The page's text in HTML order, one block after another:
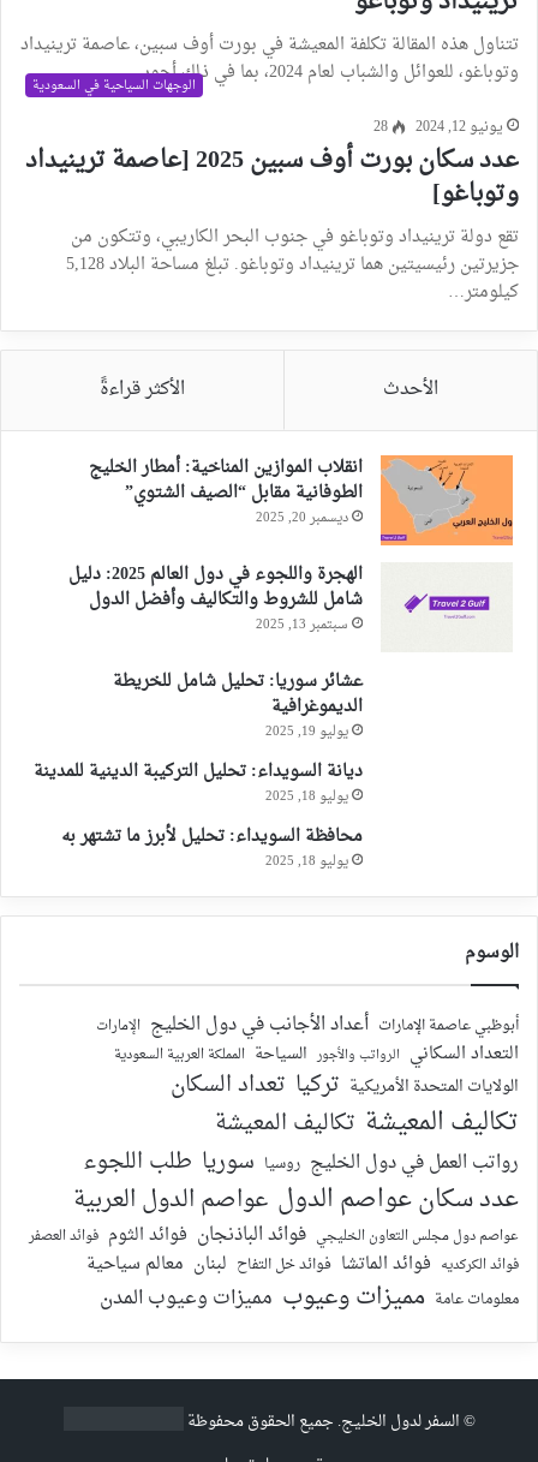
تتناول هذه المقالة تكلفة المعيشة في بورت أوف سبين، عاصمة ترينيداد
وتوباغو، للعوائل والشباب لعام 2024، بما في ذلك أجور…
الوجهات السياحية في السعودية
يونيو 12, 2024 28
عدد سكان بورت أوف سبين 2025 [عاصمة ترينيداد
وتوباغو]
تقع دولة ترينيداد وتوباغو في جنوب البحر الكاريبي، وتتكون من
جزيرتين رئيسيتين هما ترينيداد وتوباغو. تبلغ مساحة البلاد 5,128
كيلومتر…
الأحدث الأكثر قراءةً
انقلاب الموازين المناخية: أمطار الخليج
الطوفانية مقابل “الصيف الشتوي”
ديسمبر 20, 2025
الهجرة واللجوء في دول العالم 2025: دليل
شامل للشروط والتكاليف وأفضل الدول
سبتمبر 13, 2025
عشائر سوريا: تحليل شامل للخريطة
الديموغرافية
يوليو 19, 2025
ديانة السويداء: تحليل التركيبة الدينية للمدينة
يوليو 18, 2025
محافظة السويداء: تحليل لأبرز ما تشتهر به
يوليو 18, 2025
الوسوم
أبوظبي عاصمة الإمارات أعداد الأجانب في دول الخليج الإمارات
التعداد السكاني الرواتب والأجور السياحة المملكة العربية السعودية
الولايات المتحدة الأمريكية تركيا تعداد السكان
تكاليف المعيشة تكاليف المعيشة
رواتب العمل في دول الخليج روسيا سوريا طلب اللجوء
عدد سكان عواصم الدول عواصم الدول العربية
عواصم دول مجلس التعاون الخليجي فوائد الباذنجان فوائد الثوم فوائد العصفر
فوائد الكركديه فوائد الماتشا فوائد خل التفاح لبنان معالم سياحية
معلومات عامة مميزات وعيوب مميزات وعيوب المدن
©السفر لدول الخليج. جميع الحقوق محفوظة